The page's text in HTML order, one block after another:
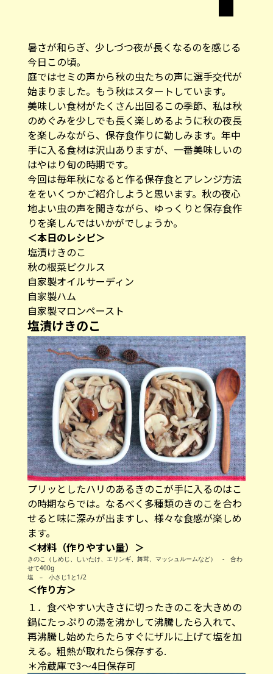
暑さが和らぎ、少しづつ夜が長くなるのを感じる
今日この頃。
庭ではセミの声から秋の虫たちの声に選手交代が
始まりました。もう秋はスタートしています。
美味しい食材がたくさん出回るこの季節、私は秋
のめぐみを少しでも長く楽しめるように秋の夜長
を楽しみながら、保存食作りに勤しみます。年中
手に入る食材は沢山ありますが、一番美味しいの
はやはり旬の時期です。
今回は毎年秋になると作る保存食とアレンジ方法
ををいくつかご紹介しようと思います。秋の夜心
地よい虫の声を聞きながら、ゆっくりと保存食作
りを楽しんではいかがでしょうか。
＜本日のレシピ＞
塩漬けきのこ
秋の根菜ピクルス
自家製オイルサーディン
自家製ハム
自家製マロンペースト
塩漬けきのこ
プリッとしたハリのあるきのこが手に入るのはこ
の時期ならでは。なるべく多種類のきのこを合わ
せると味に深みが出ますし、様々な食感が楽しめ
ます。
＜材料（作りやすい量）＞
きのこ（しめじ、しいたけ、エリンギ、舞茸、マッシュルームなど） - 合わ
せて400g
塩 – 小さじ1と1/2
＜作り方＞
１．食べやすい大きさに切ったきのこを大きめの
鍋にたっぷりの湯を沸かして沸騰したら入れて、
再沸騰し始めたらたらすぐにザルに上げて塩を加
える。粗熱が取れたら保存する.
＊冷蔵庫で3～4日保存可